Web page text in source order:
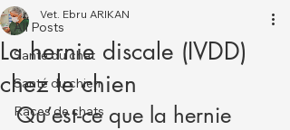
All Posts
Santé du chat
Santé du chien
Races de chats
La hernie discale (IVDD)
chez le chien
Vet. Ebru ARIKAN
Qu’est-ce que la hernie